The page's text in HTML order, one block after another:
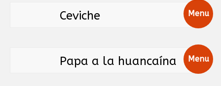
Ceviche Menu
Papa a la huancaína Menu